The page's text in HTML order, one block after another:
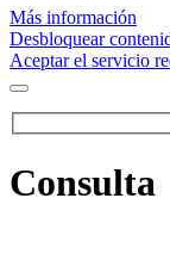
Más información
Desbloquear
Aceptar el servicio
Consulta